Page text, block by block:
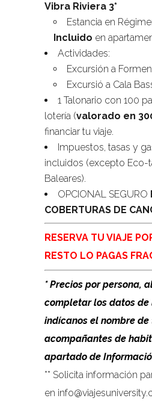
Vibra Riviera 3*
Estancia en
Incluido en
Actividades:
Excursión a
Excursió a Cala
1 Talonario con 100
lotería (valorado en
financiar tu viaje.
Impuestos, tasas y
incluidos (excepto Eco-
Baleares).
OPCIONAL SEGURO
COBERTURAS DE
RESERVA TU VIAJE
RESTO LO PAGAS
* Precios por persona,
completar los datos de
indícanos el nombre de
acompañantes de
apartado de
** Solicita información
en